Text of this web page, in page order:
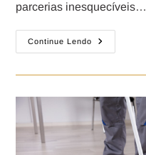
parcerias inesquecíveis…
Continue Lendo